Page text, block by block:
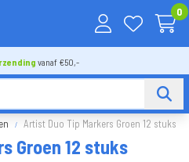
0
vanaf €50,-
Artist Duo Tip Markers Groen 12 stuks
Groen 12 stuks